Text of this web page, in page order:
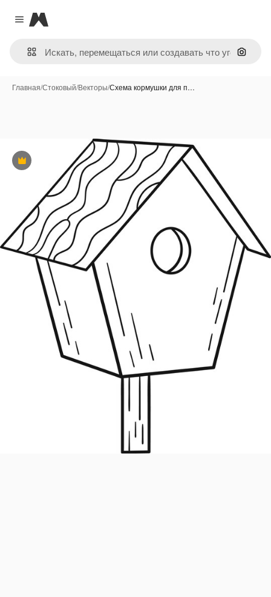
Close menu
Magnific
Поиск
Главная/Стоковый/Векторы/Схема кормушки для п…
Премиум